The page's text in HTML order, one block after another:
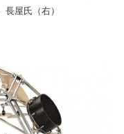
屋氏（右）